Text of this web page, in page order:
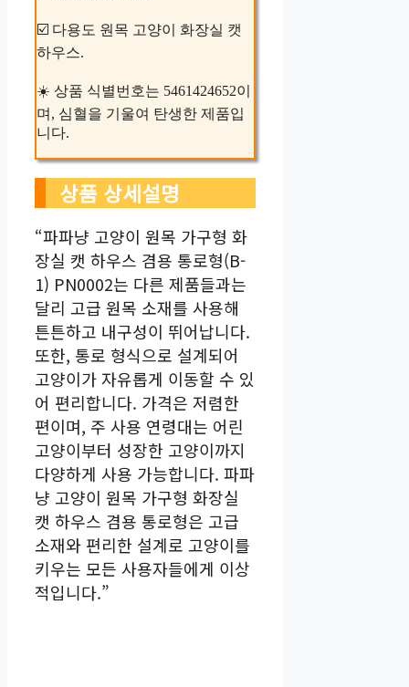
☑️ 다용도 원목 고양이 화장실 캣
하우스.
☀️ 상품 식별번호는 5461424652이
며, 심혈을 기울여 탄생한 제품입
니다.
상품 상세설명
“파파냥 고양이 원목 가구형 화
장실 캣 하우스 겸용 통로형(B-
1) PN0002는 다른 제품들과는
달리 고급 원목 소재를 사용해
튼튼하고 내구성이 뛰어납니다.
또한, 통로 형식으로 설계되어
고양이가 자유롭게 이동할 수 있
어 편리합니다. 가격은 저렴한
편이며, 주 사용 연령대는 어린
고양이부터 성장한 고양이까지
다양하게 사용 가능합니다. 파파
냥 고양이 원목 가구형 화장실
캣 하우스 겸용 통로형은 고급
소재와 편리한 설계로 고양이를
키우는 모든 사용자들에게 이상
적입니다.”